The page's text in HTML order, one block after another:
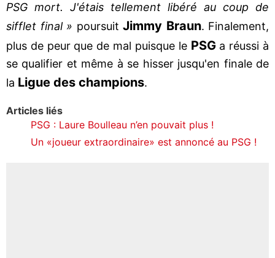
PSG mort. J'étais tellement libéré au coup de
sifflet final » poursuit Jimmy Braun. Finalement,
plus de peur que de mal puisque le PSGa réussi à
se qualifier et même à se hisser jusqu'en finale de
la Ligue des champions.
Articles liés
PSG : Laure Boulleau n’en pouvait plus !
Un «joueur extraordinaire» est annoncé au PSG !